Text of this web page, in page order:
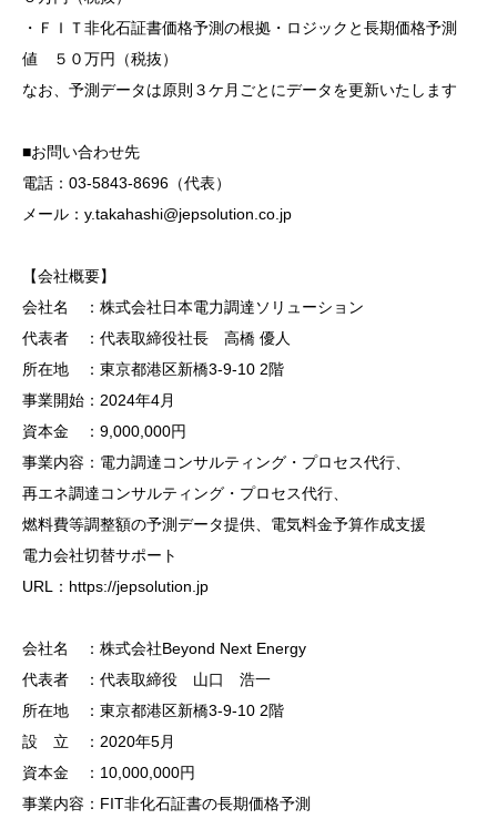
・ＦＩＴ非化石証書価格予測の根拠・ロジックと長期価格予測
値 ５０万円（税抜）
なお、予測データは原則３ケ月ごとにデータを更新いたします
■お問い合わせ先
電話：03-5843-8696（代表）
メール：y.takahashi@jepsolution.co.jp
【会社概要】
会社名 ：株式会社日本電力調達ソリューション
代表者 ：代表取締役社長 高橋 優人
所在地 ：東京都港区新橋3-9-10 2階
事業開始：2024年4月
資本金 ：9,000,000円
事業内容：電力調達コンサルティング・プロセス代行、
再エネ調達コンサルティング・プロセス代行、
燃料費等調整額の予測データ提供、電気料金予算作成支援
電力会社切替サポート
URL：https://jepsolution.jp
会社名 ：株式会社Beyond Next Energy
代表者 ：代表取締役 山口 浩一
所在地 ：東京都港区新橋3-9-10 2階
設 立 ：2020年5月
資本金 ：10,000,000円
事業内容：FIT非化石証書の長期価格予測